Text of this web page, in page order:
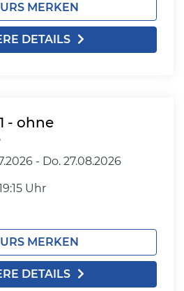
MERKEN
DETAILS
- ohne
- Do. 27.08.2026
Uhr
MERKEN
DETAILS